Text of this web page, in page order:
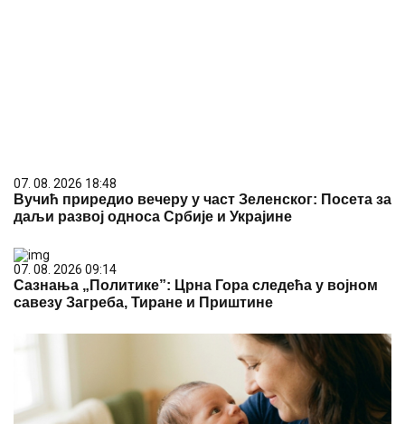
07. 08. 2026 18:48
Вучић приредио вечеру у част Зеленског: Посета за
даљи развој односа Србије и Украјине
07. 08. 2026 09:14
Сазнања „Политике”: Црна Гора следећа у војном
савезу Загреба, Тиране и Приштине